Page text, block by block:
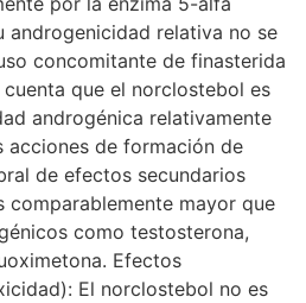
androgenicidad relativa no se
concomitante de finasterida
que el norclostebol es
androgénica relativamente
acciones de formación de
de efectos secundarios
comparablemente mayor que
como testosterona,
Efectos
El norclostebol no es